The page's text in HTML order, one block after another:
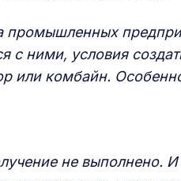
промышленных
с ними, условия
или комбайн.
не выполнено. И